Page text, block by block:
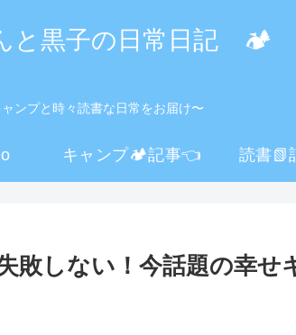
と黒子の日常日記 🏕️
ンプと時々読書な日常をお届け〜
キャンプ🏕️記事👈 読書📗
敗しない！今話題の幸せ